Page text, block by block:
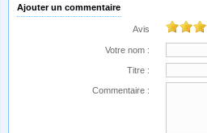
Ajouter un commentaire
Avis
Votre nom :
Titre :
Commentaire :